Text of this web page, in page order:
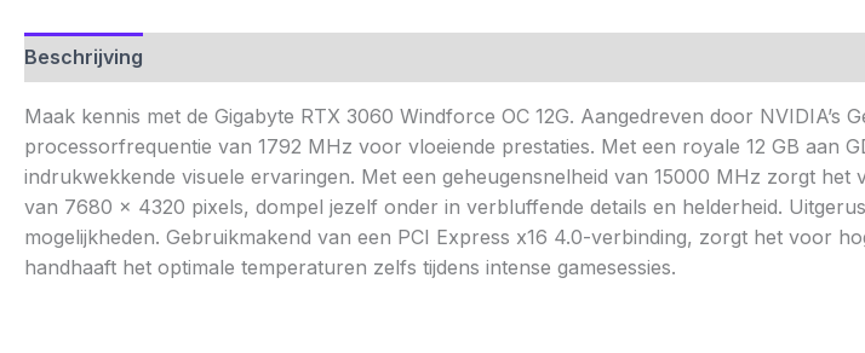
Beschrijving
Maak kennis met de Gigabyte RTX 3060 Windforce OC 12G. Aangedreven door
processorfrequentie van 1792 MHz voor vloeiende prestaties. Met een royale 12 GB aan
indrukwekkende visuele ervaringen. Met een geheugensnelheid van 15000 MHz zorgt
van 7680 x 4320 pixels, dompel jezelf onder in verbluffende details en helderheid.
mogelijkheden. Gebruikmakend van een PCI Express x16 4.0-verbinding, zorgt het voor
handhaaft het optimale temperaturen zelfs tijdens intense gamesessies.